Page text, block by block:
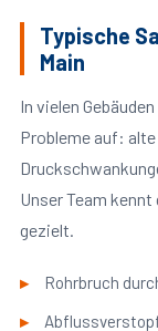
Typische
Main
In vielen
Probleme auf:
Unser Team
gezielt.
Rohrbruch